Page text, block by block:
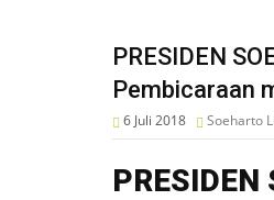
PRESIDEN
Pembicaraan
6 Juli 2018 Soeharto
PRESIDEN